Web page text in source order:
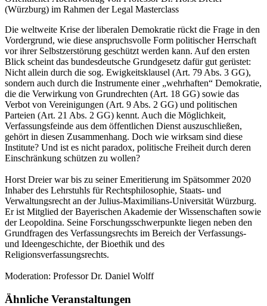
(Würzburg) im Rahmen der Legal Masterclass
Die weltweite Krise der liberalen Demokratie rückt die Frage in den
Vordergrund, wie diese anspruchsvolle Form politischer Herrschaft
vor ihrer Selbstzerstörung geschützt werden kann. Auf den ersten
Blick scheint das bundesdeutsche Grundgesetz dafür gut gerüstet:
Nicht allein durch die sog. Ewigkeitsklausel (Art. 79 Abs. 3 GG),
sondern auch durch die Instrumente einer „wehrhaften“ Demokratie,
die die Verwirkung von Grundrechten (Art. 18 GG) sowie das
Verbot von Vereinigungen (Art. 9 Abs. 2 GG) und politischen
Parteien (Art. 21 Abs. 2 GG) kennt. Auch die Möglichkeit,
Verfassungsfeinde aus dem öffentlichen Dienst auszuschließen,
gehört in diesen Zusammenhang. Doch wie wirksam sind diese
Institute? Und ist es nicht paradox, politische Freiheit durch deren
Einschränkung schützen zu wollen?
Horst Dreier war bis zu seiner Emeritierung im Spätsommer 2020
Inhaber des Lehrstuhls für Rechtsphilosophie, Staats- und
Verwaltungsrecht an der Julius-Maximilians-Universität Würzburg.
Er ist Mitglied der Bayerischen Akademie der Wissenschaften sowie
der Leopoldina. Seine Forschungsschwerpunkte liegen neben den
Grundfragen des Verfassungsrechts im Bereich der Verfassungs-
und Ideengeschichte, der Bioethik und des
Religionsverfassungsrechts.
Moderation: Professor Dr. Daniel Wolff
Ähnliche Veranstaltungen